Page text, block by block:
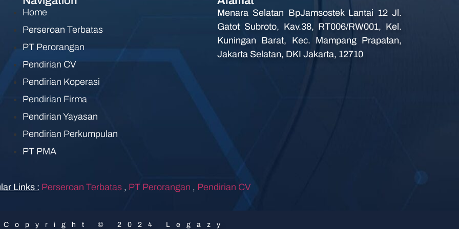
Home
Perseroan Terbatas
PT Perorangan
Pendirian CV
Pendirian Koperasi
Pendirian Firma
Pendirian Yayasan
Pendirian Perkumpulan
PT PMA
Menara Selatan BpJamsostek Lantai 12 Jl.
Gatot Subroto, Kav.38, RT006/RW001, Kel.
Kuningan Barat, Kec. Mampang Prapatan,
Jakarta Selatan, DKI Jakarta, 12710
Links : Perseroan Terbatas , PT Perorangan , Pendirian CV
Copyright © 2024 Legazy